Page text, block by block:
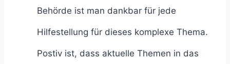
Behörde ist man dankbar für jede
Hilfestellung für dieses komplexe Thema.
Postiv ist, dass aktuelle Themen in das